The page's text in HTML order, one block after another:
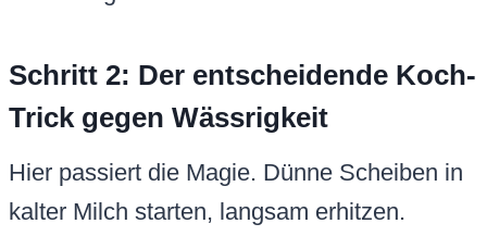
Schritt 2: Der entscheidende Koch-
Trick gegen Wässrigkeit
Hier passiert die Magie. Dünne Scheiben in
kalter Milch starten, langsam erhitzen.